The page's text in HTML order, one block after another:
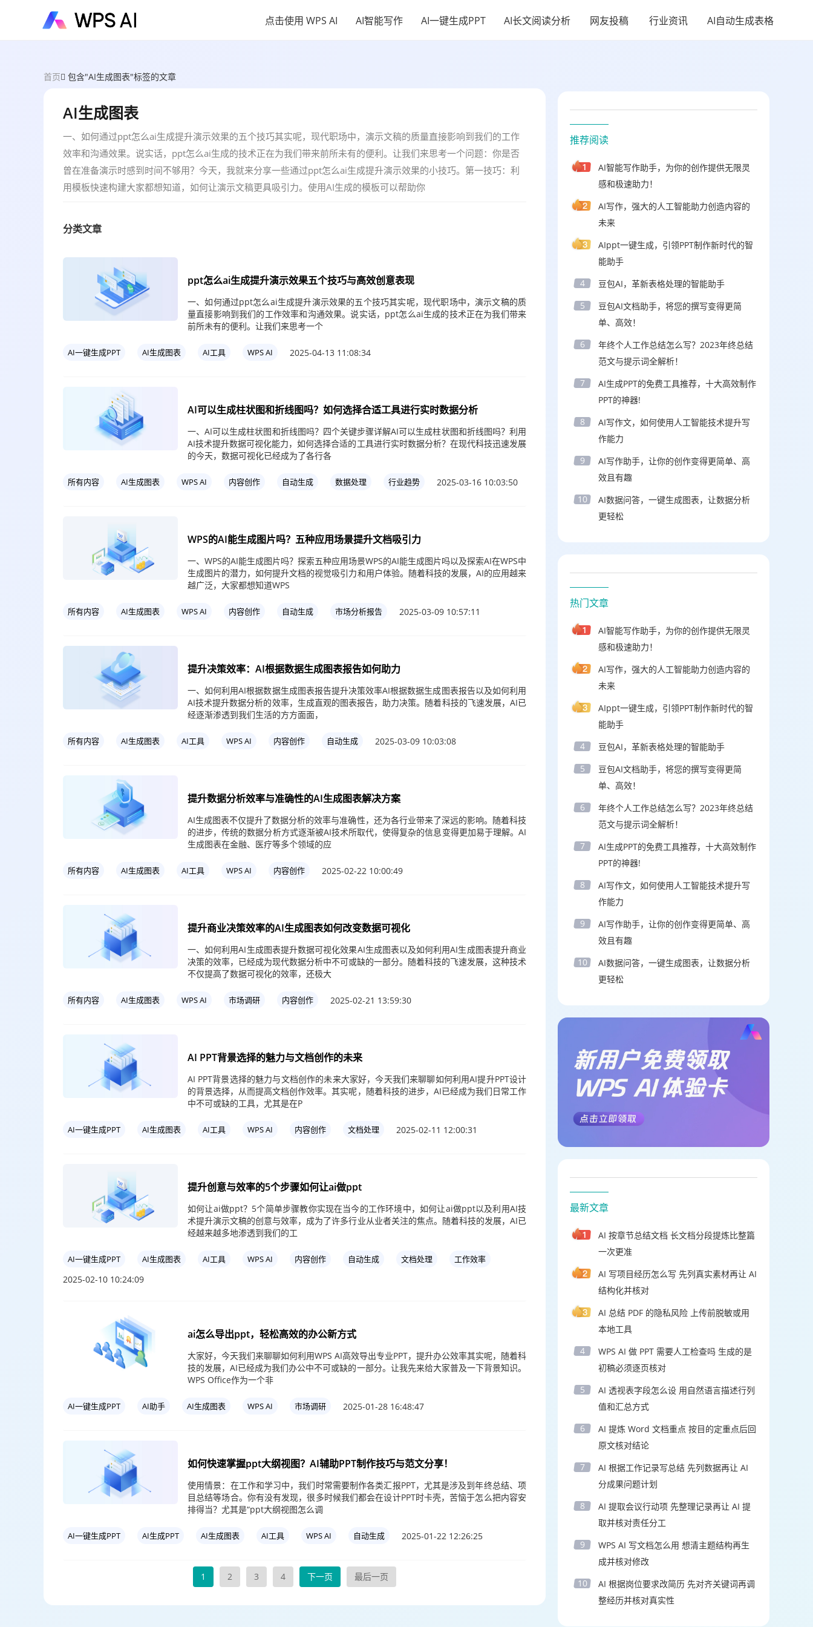
点击使用 WPS AI AI智能写作 AI一键生成PPT AI长文阅读分析 网友投稿 行业资讯 AI自动生成表格
首页 包含"AI生成图表"标签的文章
AI生成图表
一、如何通过ppt怎么ai生成提升演示效果的五个技巧其实呢，现代职场中，演示文稿的质量直接影响到我们的工作
效率和沟通效果。说实话，ppt怎么ai生成的技术正在为我们带来前所未有的便利。让我们来思考一个问题：你是否
曾在准备演示时感到时间不够用？今天，我就来分享一些通过ppt怎么ai生成提升演示效果的小技巧。第一技巧：利
用模板快速构建大家都想知道，如何让演示文稿更具吸引力。使用AI生成的模板可以帮助你
分类文章
ppt怎么ai生成提升演示效果五个技巧与高效创意表现
一、如何通过ppt怎么ai生成提升演示效果的五个技巧其实呢，现代职场中，演示文稿的质
量直接影响到我们的工作效率和沟通效果。说实话，ppt怎么ai生成的技术正在为我们带来
前所未有的便利。让我们来思考一个
AI一键生成PPT AI生成图表 AI工具 WPS AI 2025-04-13 11:08:34
AI可以生成柱状图和折线图吗？如何选择合适工具进行实时数据分析
一、AI可以生成柱状图和折线图吗？四个关键步骤详解AI可以生成柱状图和折线图吗？利用
AI技术提升数据可视化能力，如何选择合适的工具进行实时数据分析？在现代科技迅速发展
的今天，数据可视化已经成为了各行各
所有内容 AI生成图表 WPS AI 内容创作 自动生成 数据处理 行业趋势 2025-03-16 10:03:50
WPS的AI能生成图片吗？五种应用场景提升文档吸引力
一、WPS的AI能生成图片吗？探索五种应用场景WPS的AI能生成图片吗以及探索AI在WPS中
生成图片的潜力，如何提升文档的视觉吸引力和用户体验。随着科技的发展，AI的应用越来
越广泛，大家都想知道WPS
所有内容 AI生成图表 WPS AI 内容创作 自动生成 市场分析报告 2025-03-09 10:57:11
提升决策效率：AI根据数据生成图表报告如何助力
一、如何利用AI根据数据生成图表报告提升决策效率AI根据数据生成图表报告以及如何利用
AI技术提升数据分析的效率，生成直观的图表报告，助力决策。随着科技的飞速发展，AI已
经逐渐渗透到我们生活的方方面面，
所有内容 AI生成图表 AI工具 WPS AI 内容创作 自动生成 2025-03-09 10:03:08
提升数据分析效率与准确性的AI生成图表解决方案
AI生成图表不仅提升了数据分析的效率与准确性，还为各行业带来了深远的影响。随着科技
的进步，传统的数据分析方式逐渐被AI技术所取代，使得复杂的信息变得更加易于理解。AI
生成图表在金融、医疗等多个领域的应
所有内容 AI生成图表 AI工具 WPS AI 内容创作 2025-02-22 10:00:49
提升商业决策效率的AI生成图表如何改变数据可视化
一、如何利用AI生成图表提升数据可视化效果AI生成图表以及如何利用AI生成图表提升商业
决策的效率，已经成为现代数据分析中不可或缺的一部分。随着科技的飞速发展，这种技术
不仅提高了数据可视化的效率，还极大
所有内容 AI生成图表 WPS AI 市场调研 内容创作 2025-02-21 13:59:30
AI PPT背景选择的魅力与文档创作的未来
AI PPT背景选择的魅力与文档创作的未来大家好，今天我们来聊聊如何利用AI提升PPT设计
的背景选择，从而提高文档创作效率。其实呢，随着科技的进步，AI已经成为我们日常工作
中不可或缺的工具，尤其是在P
AI一键生成PPT AI生成图表 AI工具 WPS AI 内容创作 文档处理 2025-02-11 12:00:31
提升创意与效率的5个步骤如何让ai做ppt
如何让ai做ppt？5个简单步骤教你实现在当今的工作环境中，如何让ai做ppt以及利用AI技
术提升演示文稿的创意与效率，成为了许多行业从业者关注的焦点。随着科技的发展，AI已
经越来越多地渗透到我们的工
AI一键生成PPT AI生成图表 AI工具 WPS AI 内容创作 自动生成 文档处理 工作效率
2025-02-10 10:24:09
ai怎么导出ppt，轻松高效的办公新方式
大家好，今天我们来聊聊如何利用WPS AI高效导出专业PPT，提升办公效率其实呢，随着科
技的发展，AI已经成为我们办公中不可或缺的一部分。让我先来给大家普及一下背景知识。
WPS Office作为一个非
AI一键生成PPT AI助手 AI生成图表 WPS AI 市场调研 2025-01-28 16:48:47
如何快速掌握ppt大纲视图？AI辅助PPT制作技巧与范文分享！
使用情景：在工作和学习中，我们时常需要制作各类汇报PPT，尤其是涉及到年终总结、项
目总结等场合。你有没有发现，很多时候我们都会在设计PPT时卡壳，苦恼于怎么把内容安
排得当？尤其是“ppt大纲视图怎么调
AI一键生成PPT AI生成PPT AI生成图表 AI工具 WPS AI 自动生成 2025-01-22 12:26:25
1 2 3 4 下一页 最后一页
推荐阅读
AI智能写作助手，为你的创作提供无限灵
感和极速助力！
AI写作，强大的人工智能助力创造内容的
未来
AIppt一键生成，引领PPT制作新时代的智
能助手
4
豆包AI，革新表格处理的智能助手
5
豆包AI文档助手，将您的撰写变得更简
单、高效！
6
年终个人工作总结怎么写？2023年终总结
范文与提示词全解析！
7
AI生成PPT的免费工具推荐，十大高效制作
PPT的神器!
8
AI写作文，如何使用人工智能技术提升写
作能力
9
AI写作助手，让你的创作变得更简单、高
效且有趣
10
AI数据问答，一键生成图表，让数据分析
更轻松
热门文章
AI智能写作助手，为你的创作提供无限灵
感和极速助力！
AI写作，强大的人工智能助力创造内容的
未来
AIppt一键生成，引领PPT制作新时代的智
能助手
4
豆包AI，革新表格处理的智能助手
5
豆包AI文档助手，将您的撰写变得更简
单、高效！
6
年终个人工作总结怎么写？2023年终总结
范文与提示词全解析！
7
AI生成PPT的免费工具推荐，十大高效制作
PPT的神器!
8
AI写作文，如何使用人工智能技术提升写
作能力
9
AI写作助手，让你的创作变得更简单、高
效且有趣
10
AI数据问答，一键生成图表，让数据分析
更轻松
最新文章
AI 按章节总结文档 长文档分段提炼比整篇
一次更准
AI 写项目经历怎么写 先列真实素材再让 AI
结构化并核对
AI 总结 PDF 的隐私风险 上传前脱敏或用
本地工具
4
WPS AI 做 PPT 需要人工检查吗 生成的是
初稿必须逐页核对
5
AI 透视表字段怎么设 用自然语言描述行列
值和汇总方式
6
AI 提炼 Word 文档重点 按目的定重点后回
原文核对结论
7
AI 根据工作记录写总结 先列数据再让 AI
分成果问题计划
8
AI 提取会议行动项 先整理记录再让 AI 提
取并核对责任分工
9
WPS AI 写文档怎么用 想清主题结构再生
成并核对修改
10
AI 根据岗位要求改简历 先对齐关键词再调
整经历并核对真实性